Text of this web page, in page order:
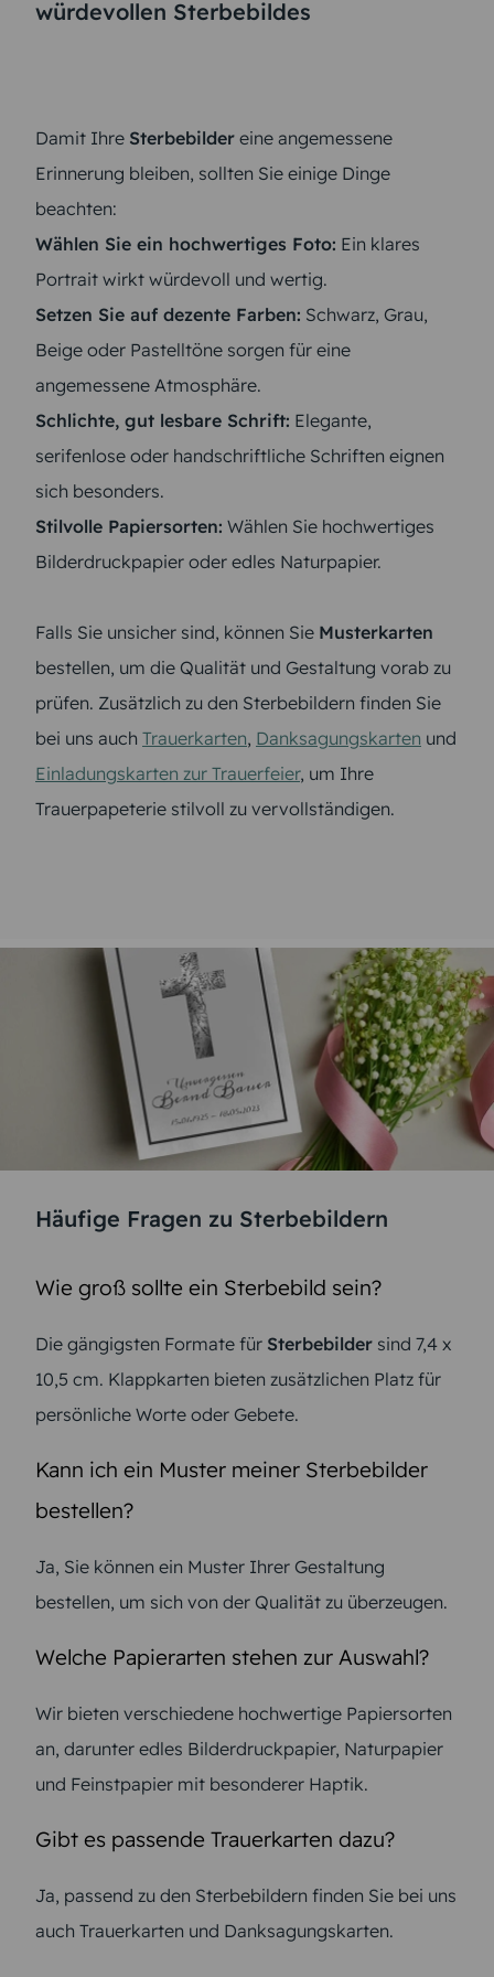
würdevollen Sterbebildes
Damit Ihre Sterbebilder eine angemessene
Erinnerung bleiben, sollten Sie einige Dinge
beachten:
Wählen Sie ein hochwertiges Foto: Ein klares
Portrait wirkt würdevoll und wertig.
Setzen Sie auf dezente Farben: Schwarz, Grau,
Beige oder Pastelltöne sorgen für eine
angemessene Atmosphäre.
Schlichte, gut lesbare Schrift: Elegante,
serifenlose oder handschriftliche Schriften eignen
sich besonders.
Stilvolle Papiersorten: Wählen Sie hochwertiges
Bilderdruckpapier oder edles Naturpapier.
Falls Sie unsicher sind, können Sie Musterkarten
bestellen, um die Qualität und Gestaltung vorab zu
prüfen. Zusätzlich zu den Sterbebildern finden Sie
bei uns auch Trauerkarten, Danksagungskarten und
Einladungskarten zur Trauerfeier, um Ihre
Trauerpapeterie stilvoll zu vervollständigen.
Häufige Fragen zu Sterbebildern
Wie groß sollte ein Sterbebild sein?
Die gängigsten Formate für Sterbebilder sind 7,4 x
10,5 cm. Klappkarten bieten zusätzlichen Platz für
persönliche Worte oder Gebete.
Kann ich ein Muster meiner Sterbebilder
bestellen?
Ja, Sie können ein Muster Ihrer Gestaltung
bestellen, um sich von der Qualität zu überzeugen.
Welche Papierarten stehen zur Auswahl?
Wir bieten verschiedene hochwertige Papiersorten
an, darunter edles Bilderdruckpapier, Naturpapier
und Feinstpapier mit besonderer Haptik.
Gibt es passende Trauerkarten dazu?
Ja, passend zu den Sterbebildern finden Sie bei uns
auch Trauerkarten und Danksagungskarten.